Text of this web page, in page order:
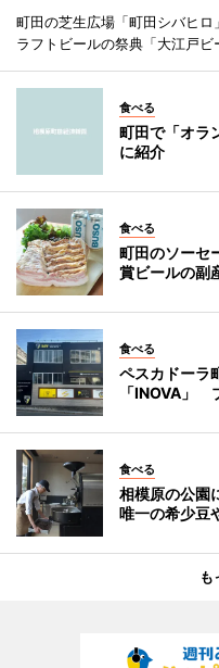
町田の芝生広場「町田シバヒ
ラフトビールの祭典「大江戸ビ
食べる
町田で「オラ
に紹介
食べる
町田のソーセ
賞ビールの副
食べる
ペスカドーラ
「INOVA」
食べる
相模原の公園
唯一の希少豆
も